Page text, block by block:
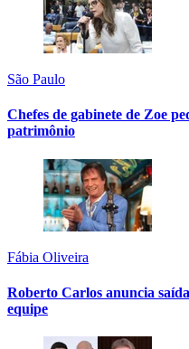
São Paulo
Chefes de gabinete de Zoe
patrimônio
Fábia Oliveira
Roberto Carlos anuncia
equipe